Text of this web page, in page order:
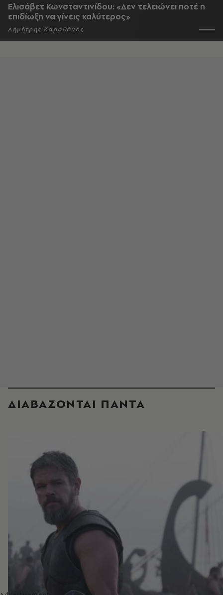
Ελισάβετ Κωνσταντινίδου: «Δεν τελειώνει ποτέ η
επιδίωξη να γίνεις καλύτερος»
Δημήτρης Καραθάνος
ΔΙΑΒΑΖΟΝΤΑΙ ΠΑΝΤΑ